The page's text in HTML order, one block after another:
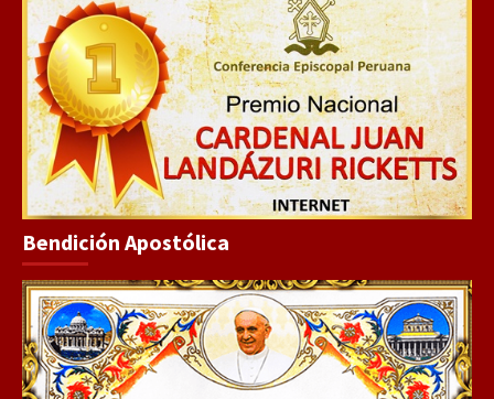
Bendición Apostólica